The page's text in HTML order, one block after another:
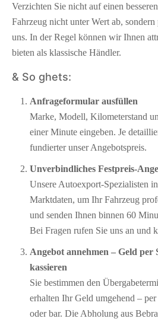
Verzichten Sie nicht auf einen
Fahrzeug nicht unter Wert ab,
uns. In der Regel können wir Ihnen
bieten als klassische Händler.
& So ghets:
Anfrageformular ausfüllen
Marke, Modell, Kilometerstand
einer Minute eingeben. Je
fundierter unser Angebotspreis.
Unverbindliches Festpreis-
Unsere Autoexport-Spezialisten
Marktdaten, um Ihr Fahrzeug
und senden Ihnen binnen 60
Bei Fragen rufen Sie uns an und
Angebot annehmen – Geld per
kassieren
Sie bestimmen den
erhalten Ihr Geld umgehend –
oder bar. Die Abholung aus